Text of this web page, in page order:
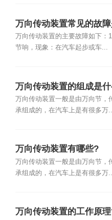
万向传动装置常见的故
万向传动装置的主要故障如下：
节响，现象：在汽车起步或车...
万向传动装置的组成是
万向传动装置一般是由万向节，
承组成的，在汽车上是有很多万
万向传动装置有哪些?
万向传动装置一般是由万向节，
承组成的，在汽车上是有很多万...
万向传动装置的工作原